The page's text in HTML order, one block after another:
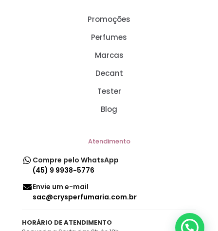
Promoções
Perfumes
Marcas
Decant
Tester
Blog
Atendimento
Compre pelo WhatsApp
(45) 9 9938-5776
Envie um e-mail
sac@crysperfumaria.com.br
HORÁRIO DE ATENDIMENTO